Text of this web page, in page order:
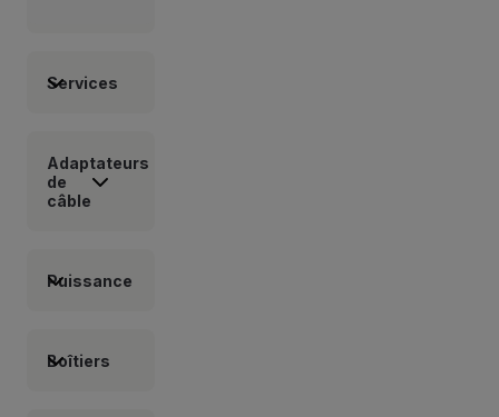
Services
Adaptateurs
de
câble
Puissance
Boîtiers